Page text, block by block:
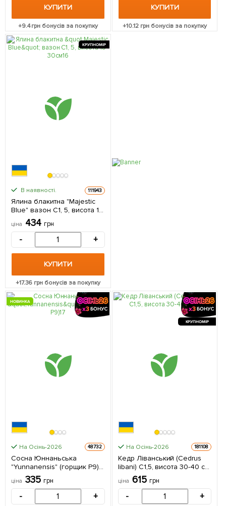
КУПИТИ
+9.4грн бонусів за покупку
КУПИТИ
+10.12 грн бонусів за покупку
КРУПНОМІР
В наявності. 111943
Ялина блакитна "Majestic
Blue" вазон С1, 5, висота 15-
30см 1 саджанець в
упаковці
ціна 434 грн
- +
КУПИТИ
+17.36 грн бонусів за покупку
НОВИНКА
На Осінь-2026 48732
Сосна Юннаньська
"Yunnanensis" (горщик P9) 1
саджанець в упаковці
ціна 335 грн
- +
КРУПНОМІР
На Осінь-2026 181108
Кедр Ліванський (Cedrus
libani) С1,5, висота 30-40 см
1 саджанець в упаковці
ціна 615 грн
- +